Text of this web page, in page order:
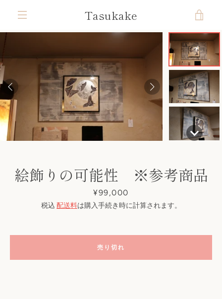
ン
に
ス
キ
プ
す
る
Tasukake
ー
ト
を
見
る
絵飾りの可能性 ※参考商品
価
格
¥99,000
税込 配送料は購入手続き時に計算されます。
売り切れ
へ
次
へ
ス
ラ
イ
ド
1
ス
ラ
イ
ド
2
ス
ラ
イ
ド
3
ス